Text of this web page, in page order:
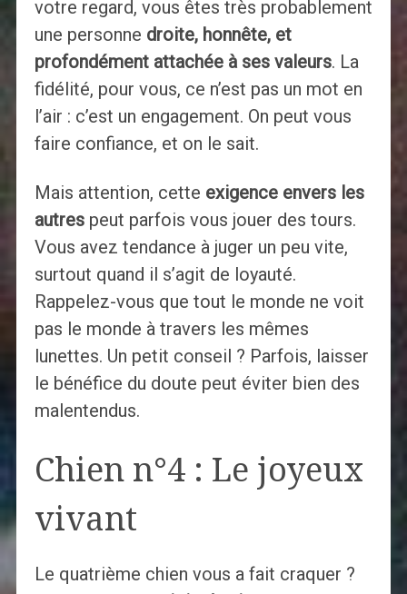
votre regard, vous êtes très probablement
une personne droite, honnête, et
profondément attachée à ses valeurs. La
fidélité, pour vous, ce n’est pas un mot en
l’air : c’est un engagement. On peut vous
faire confiance, et on le sait.
Mais attention, cette exigence envers les
autrespeut parfois vous jouer des tours.
Vous avez tendance à juger un peu vite,
surtout quand il s’agit de loyauté.
Rappelez-vous que tout le monde ne voit
pas le monde à travers les mêmes
lunettes. Un petit conseil ? Parfois, laisser
le bénéfice du doute peut éviter bien des
malentendus.
Chien n°4 : Le joyeux
vivant
Le quatrième chien vous a fait craquer ?